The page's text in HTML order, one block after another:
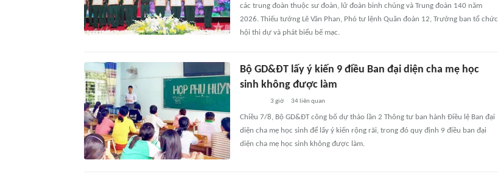
các trung đoàn thuộc sư đoàn, lữ đoàn binh chủng và Trung đoàn 140 năm
2026. Thiếu tướng Lê Văn Phan, Phó tư lệnh Quân đoàn 12, Trưởng ban tổ chức
hội thi dự và phát biểu bế mạc.
Bộ GD&ĐT lấy ý kiến 9 điều Ban đại diện cha mẹ học
sinh không được làm
3 giờ 34liên quan
Chiều 7/8, Bộ GD&ĐT công bố dự thảo lần 2 Thông tư ban hành Điều lệ Ban đại
diện cha mẹ học sinh để lấy ý kiến rộng rãi, trong đó quy định 9 điều ban đại
diện cha mẹ học sinh không được làm.